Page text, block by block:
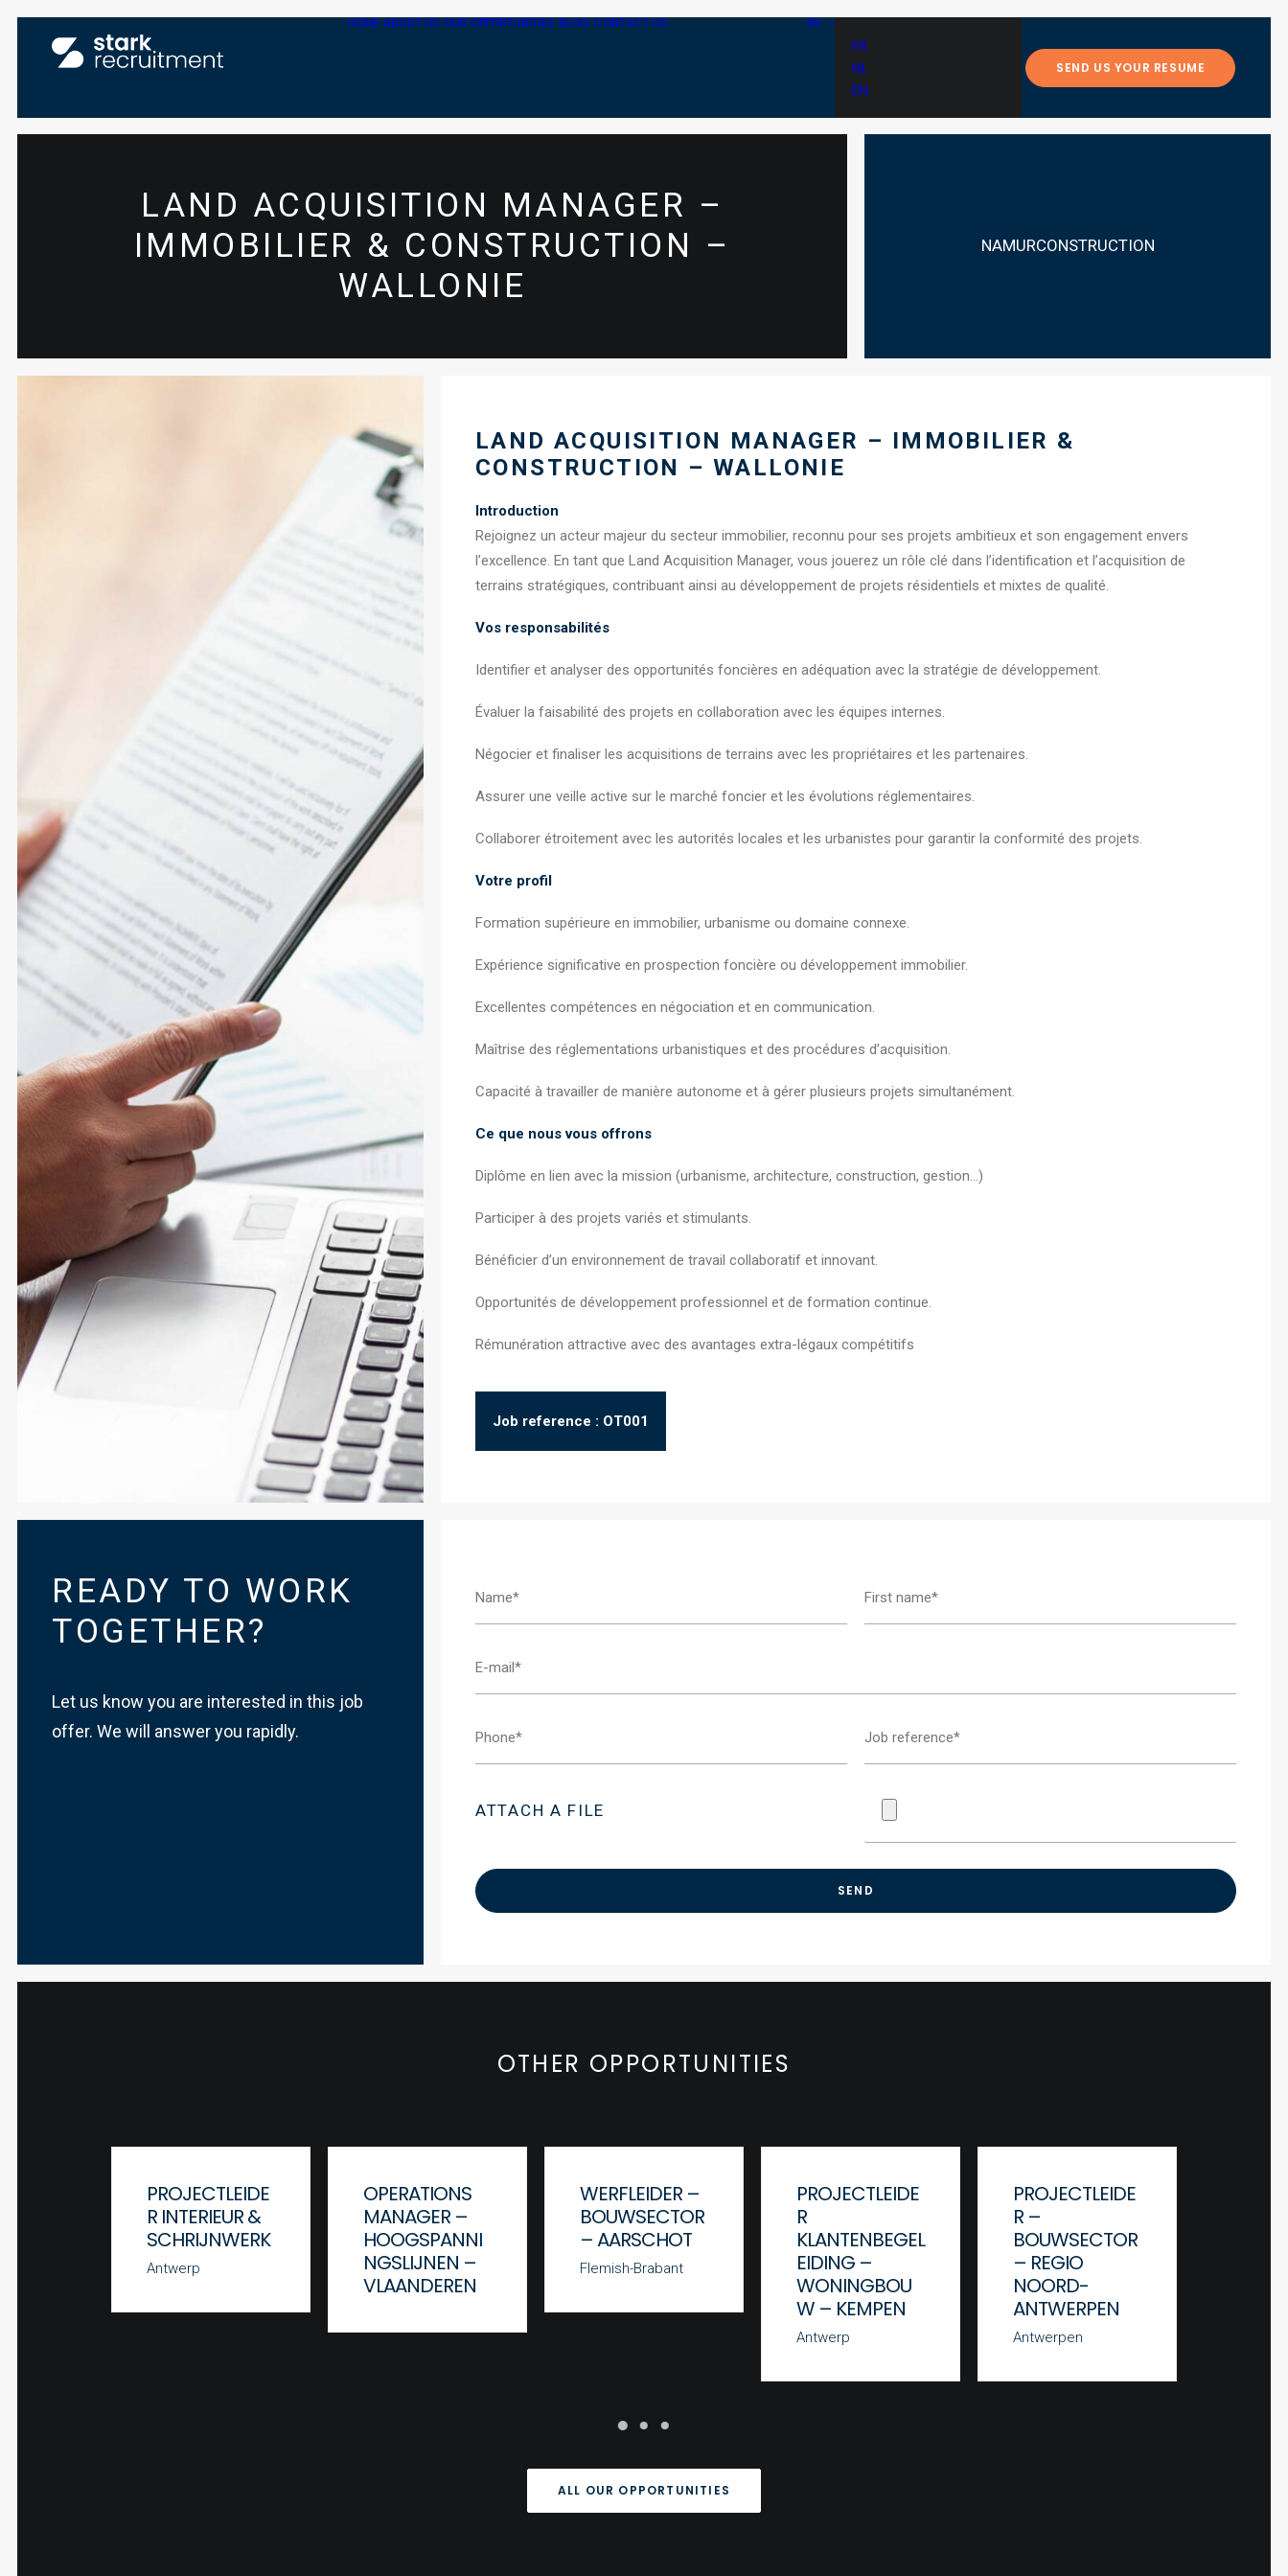
HOME ABOUT US OUR OPPORTUNITIES BLOG CONTACT US EN
FR
NL
EN
SEND US YOUR RESUME
LAND ACQUISITION MANAGER –
IMMOBILIER & CONSTRUCTION –
WALLONIE
NAMURCONSTRUCTION
LAND ACQUISITION MANAGER – IMMOBILIER &
CONSTRUCTION – WALLONIE
Introduction
Rejoignez un acteur majeur du secteur immobilier, reconnu pour ses projets ambitieux et son engagement envers
l’excellence. En tant que Land Acquisition Manager, vous jouerez un rôle clé dans l’identification et l’acquisition de
terrains stratégiques, contribuant ainsi au développement de projets résidentiels et mixtes de qualité.
Vos responsabilités
Identifier et analyser des opportunités foncières en adéquation avec la stratégie de développement.
Évaluer la faisabilité des projets en collaboration avec les équipes internes.
Négocier et finaliser les acquisitions de terrains avec les propriétaires et les partenaires.
Assurer une veille active sur le marché foncier et les évolutions réglementaires.
Collaborer étroitement avec les autorités locales et les urbanistes pour garantir la conformité des projets.
Votre profil
Formation supérieure en immobilier, urbanisme ou domaine connexe.
Expérience significative en prospection foncière ou développement immobilier.
Excellentes compétences en négociation et en communication.
Maîtrise des réglementations urbanistiques et des procédures d’acquisition.
Capacité à travailler de manière autonome et à gérer plusieurs projets simultanément.
Ce que nous vous offrons
Diplôme en lien avec la mission (urbanisme, architecture, construction, gestion…)
Participer à des projets variés et stimulants.
Bénéficier d’un environnement de travail collaboratif et innovant.
Opportunités de développement professionnel et de formation continue.
Rémunération attractive avec des avantages extra-légaux compétitifs
Job reference : OT001
READY TO WORK
TOGETHER?
Let us know you are interested in this job
offer. We will answer you rapidly.
ATTACH A FILE
OTHER OPPORTUNITIES
PROJECTLEIDE
R INTERIEUR &
SCHRIJNWERK
Antwerp
OPERATIONS
MANAGER –
HOOGSPANNI
NGSLIJNEN –
VLAANDEREN
WERFLEIDER –
BOUWSECTOR
– AARSCHOT
Flemish-Brabant
PROJECTLEIDE
R
KLANTENBEGEL
EIDING –
WONINGBOU
W – KEMPEN
Antwerp
PROJECTLEIDE
R –
BOUWSECTOR
– REGIO
NOORD-
ANTWERPEN
Antwerpen
ALL OUR OPPORTUNITIES